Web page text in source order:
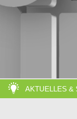
AKTUELLES &